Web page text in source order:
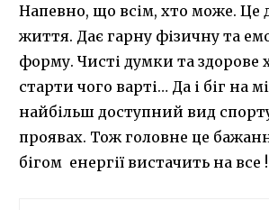
Напевно, що всім, хто може. Це
життя. Дає гарну фізичну та
форму. Чисті думки та здорове
старти чого варті… Да і біг на
найбільш доступний вид
проявах. Тож головне це
бігом енергії вистачить на все !